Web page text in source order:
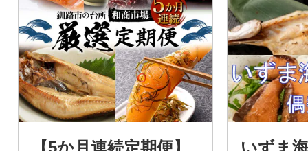
【5か月連続定期便】
いずま